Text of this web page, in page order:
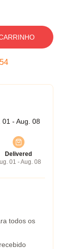
54
01 - Aug. 08
Delivered
01 - Aug. 08
todos os